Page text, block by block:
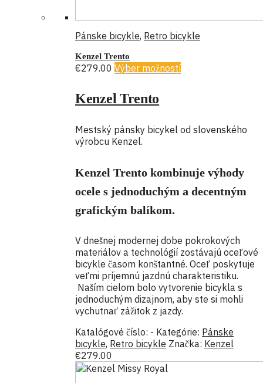
Pánske bicykle, Retro bicykle
Kenzel Trento
€279.00 Výber možností
Kenzel Trento
Mestský pánsky bicykel od slovenského
výrobcu Kenzel.
Kenzel Trento kombinuje výhody
ocele s jednoduchým a decentným
grafickým balíkom.
V dnešnej modernej dobe pokrokových
materiálov a technológií zostávajú oceľové
bicykle časom konštantné. Oceľ poskytuje
veľmi príjemnú jazdnú charakteristiku.
Naším cielom bolo vytvorenie bicykla s
jednoduchým dizajnom, aby ste si mohli
vychutnať zážitok z jazdy.
Katalógové číslo: - Kategórie: Pánske
bicykle, Retro bicykle Značka: Kenzel
€279.00